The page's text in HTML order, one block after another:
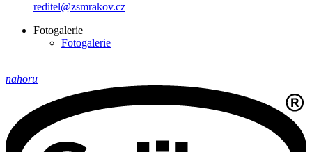
reditel@zsmrakov.cz
Fotogalerie
Fotogalerie
nahoru